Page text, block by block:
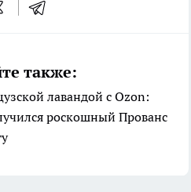
также:
лавандой с Ozon:
роскошный Прованс